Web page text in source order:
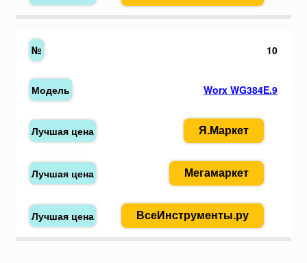
10
Worx WG384E.9
Я.Маркет
Мегамаркет
ВсеИнструменты.ру